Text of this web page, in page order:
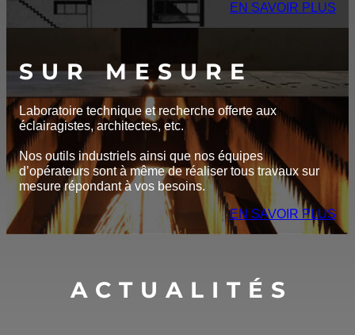
EN SAVOIR PLUS
SUR MESURE
Laboratoire technique et recherche offerte aux
éclairagistes, architectes, etc.
Nos outils industriels ainsi que nos équipes
d’opérateurs sont à même de réaliser tous travaux sur
mesure répondant à vos besoins.
EN SAVOIR PLUS
ACTUALITÉS